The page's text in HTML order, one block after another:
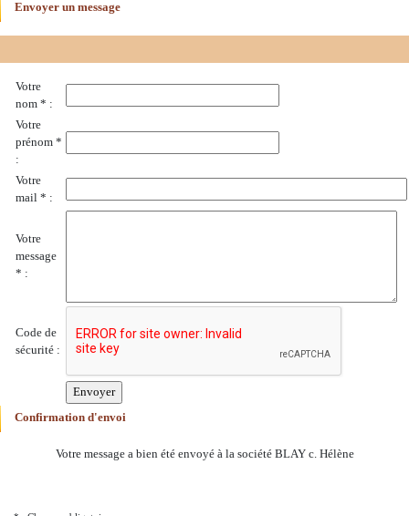
Envoyer un message
Votre
nom * :
Votre
prénom *
:
Votre
mail * :
Votre
message
* :
Code de
sécurité :
Confirmation d'envoi
Votre message a bien été envoyé à la société BLAY c. Hélène